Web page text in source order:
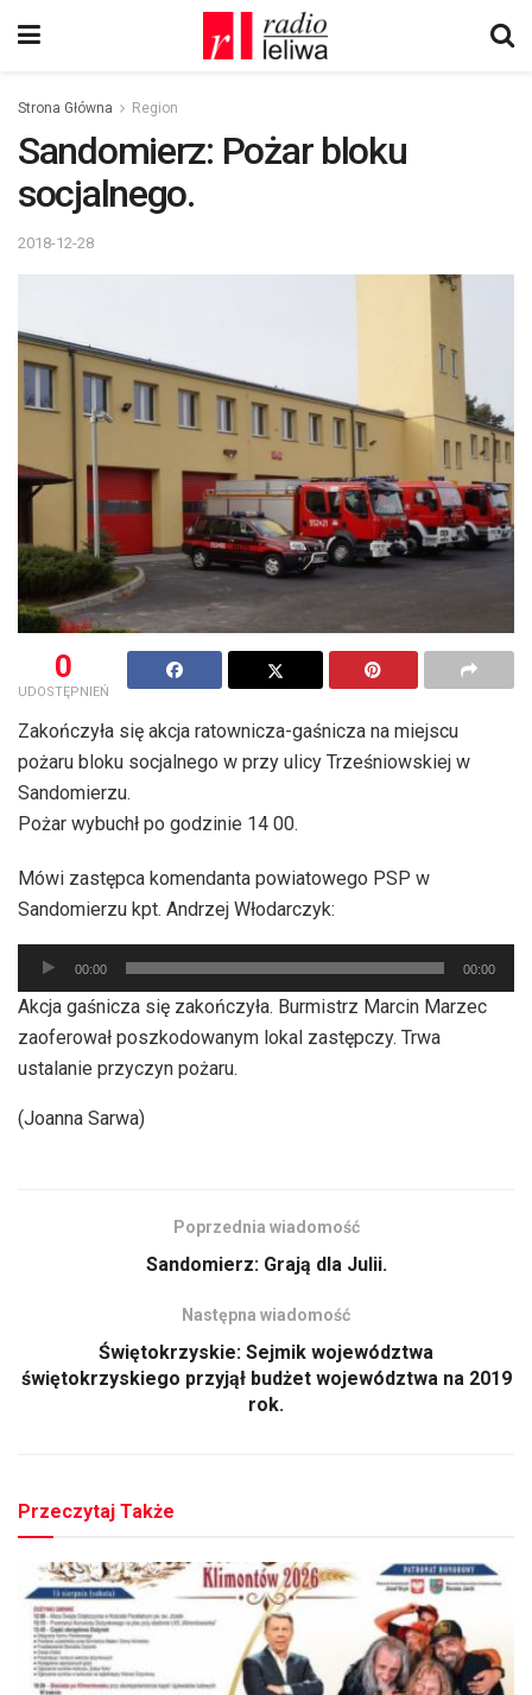
Strona Główna Region
Sandomierz: Pożar bloku
socjalnego.
2018-12-28
0
UDOSTĘPNIEŃ
Zakończyła się akcja ratownicza-gaśnicza na miejscu
pożaru bloku socjalnego w przy ulicy Trześniowskiej w
Sandomierzu.
Pożar wybuchł po godzinie 14 00.
Mówi zastępca komendanta powiatowego PSP w
Sandomierzu kpt. Andrzej Włodarczyk:
Odtwarzacz
plików
dźwiękowych
00:00 00:00
Akcja gaśnicza się zakończyła. Burmistrz Marcin Marzec
zaoferował poszkodowanym lokal zastępczy. Trwa
ustalanie przyczyn pożaru.
(Joanna Sarwa)
Poprzednia wiadomość
Sandomierz: Grają dla Julii.
Następna wiadomość
Świętokrzyskie: Sejmik województwa
świętokrzyskiego przyjął budżet województwa na 2019
rok.
Przeczytaj Także